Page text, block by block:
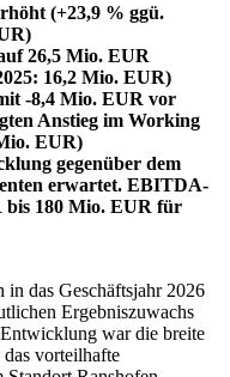
(+23,9 % ggü.
26,5 Mio. EUR
16,2 Mio. EUR)
-8,4 Mio. EUR vor
Anstieg im Working
EUR)
gegenüber dem
erwartet. EBITDA-
bis 180 Mio. EUR für
das Geschäftsjahr 2026
Ergebniszuwachs
war die breite
vorteilhafte